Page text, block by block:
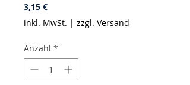
3,15 €Preis
inkl. MwSt. | zzgl. Versand
Anzahl *